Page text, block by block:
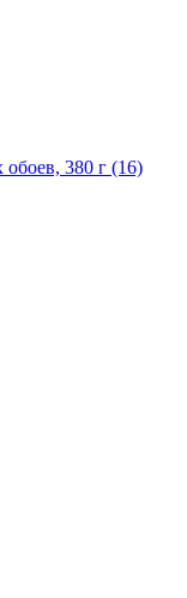
380 г (16)